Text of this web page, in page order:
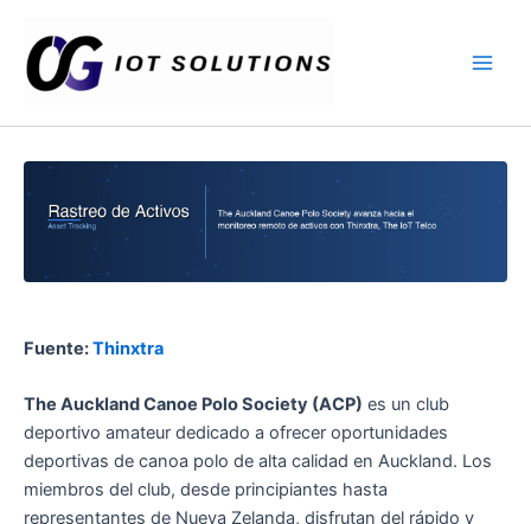
contenido
Fuente:Thinxtra
The Auckland Canoe Polo Society (ACP) es un club
deportivo amateur dedicado a ofrecer oportunidades
deportivas de canoa polo de alta calidad en Auckland. Los
miembros del club, desde principiantes hasta
representantes de Nueva Zelanda, disfrutan del rápido y